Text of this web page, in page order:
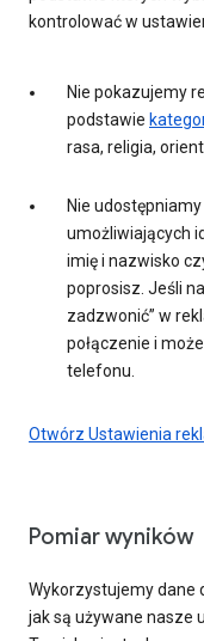
kontrolować w
Nie pokazujemy
podstawie
rasa, religia,
Nie
umożliwiających
imię i nazwisko
poprosisz. Jeśli
zadzwonić” w
połączenie i
telefonu.
Otwórz Ustawienia
Pomiar wyników
Wykorzystujemy dane
jak są używane nasze